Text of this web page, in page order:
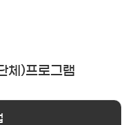
체)프로그램